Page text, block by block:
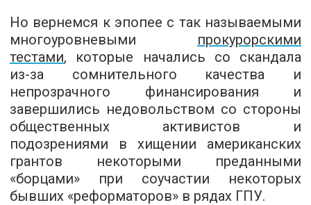
Но вернемся к эпопее с так называемыми
многоуровневыми прокурорскими
тестами, которые начались со скандала
из-за сомнительного качества и
непрозрачного финансирования и
завершились недовольством со стороны
общественных активистов и
подозрениями в хищении американских
грантов некоторыми преданными
«борцами» при соучастии некоторых
бывших «реформаторов» в рядах ГПУ.